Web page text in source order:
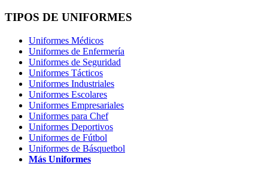
TIPOS DE UNIFORMES
Uniformes Médicos
Uniformes de Enfermería
Uniformes de Seguridad
Uniformes Tácticos
Uniformes Industriales
Uniformes Escolares
Uniformes Empresariales
Uniformes para Chef
Uniformes Deportivos
Uniformes de Fútbol
Uniformes de Básquetbol
Más Uniformes